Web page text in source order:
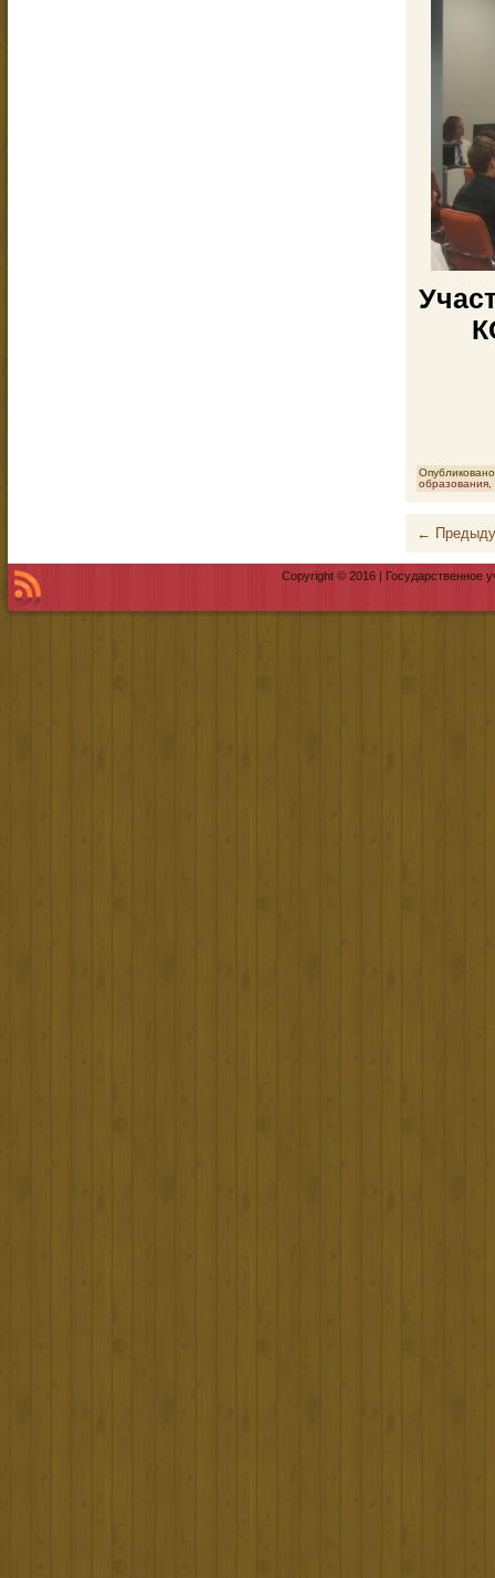
образования
←
Copyright © 2016 | Государственное